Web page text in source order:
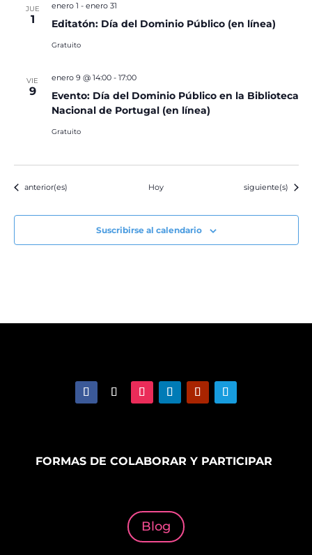
JUE
1 Editatón: Día del Dominio Público (en línea)
enero 1 - enero 31
Gratuito
VIE
9
Evento: Día del Dominio Público en la Biblioteca
Nacional de Portugal (en línea)
enero 9 @ 14:00- 17:00
Gratuito
Eventos
anterior(es) Hoy Eventos
siguiente(s)
Suscribirse al calendario
FORMAS DE COLABORAR Y PARTICIPAR
Blog